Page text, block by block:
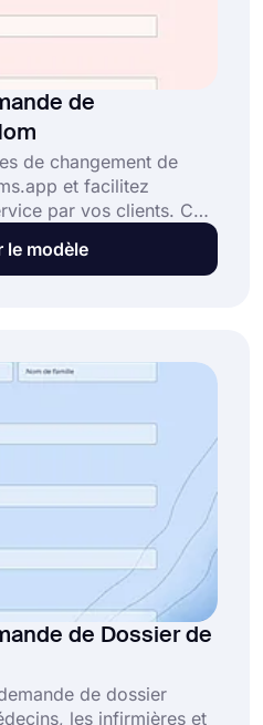
de
de changement de
et facilitez
par vos clients. Ce
changement de nom
être utilisé par vos
le modèle
de Dossier de
de dossier
les infirmières et